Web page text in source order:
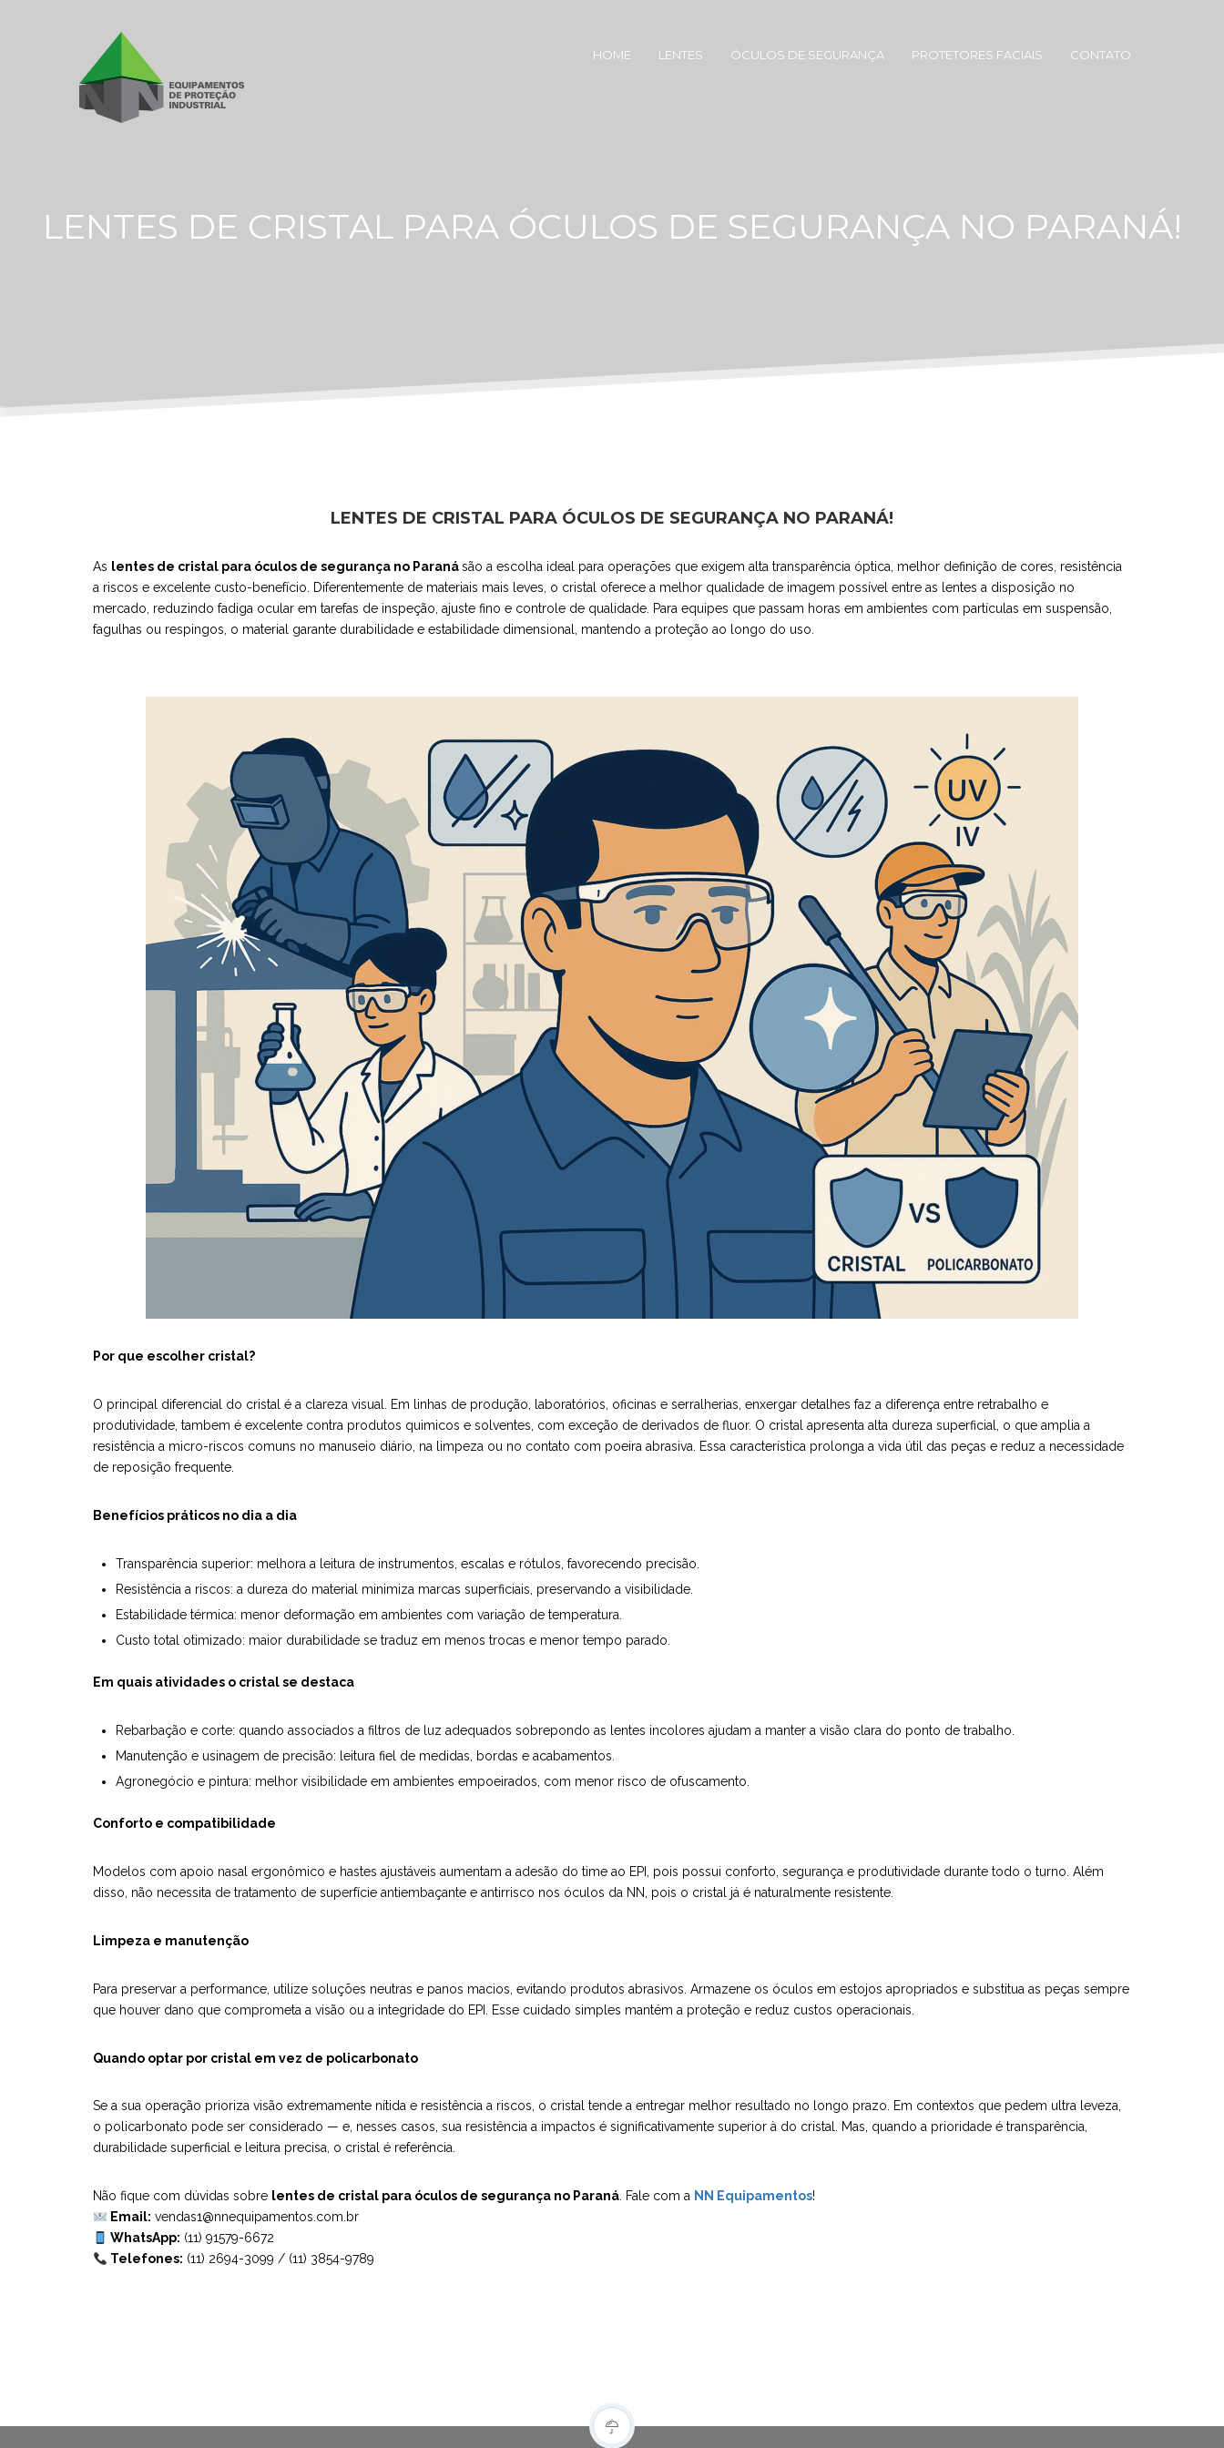
HOME LENTES ÓCULOS DE SEGURANÇA PROTETORES FACIAIS CONTATO
LENTES DE CRISTAL PARA ÓCULOS DE SEGURANÇA NO PARANÁ!
LENTES DE CRISTAL PARA ÓCULOS DE SEGURANÇA NO PARANÁ!
As lentes de cristal para óculos de segurança no Paranásão a escolha ideal para operações que exigem alta transparência óptica, melhor definição de cores, resistência
a riscos e excelente custo-benefício. Diferentemente de materiais mais leves, o cristal oferece a melhor qualidade de imagem possível entre as lentes a disposição no
mercado, reduzindo fadiga ocular em tarefas de inspeção, ajuste fino e controle de qualidade. Para equipes que passam horas em ambientes com partículas em suspensão,
fagulhas ou respingos, o material garante durabilidade e estabilidade dimensional, mantendo a proteção ao longo do uso.
Por que escolher cristal?
O principal diferencial do cristal é a clareza visual. Em linhas de produção, laboratórios, oficinas e serralherias, enxergar detalhes faz a diferença entre retrabalho e
produtividade, tambem é excelente contra produtos quimicos e solventes, com exceção de derivados de fluor. O cristal apresenta alta dureza superficial, o que amplia a
resistência a micro-riscos comuns no manuseio diário, na limpeza ou no contato com poeira abrasiva. Essa característica prolonga a vida útil das peças e reduz a necessidade
de reposição frequente.
Benefícios práticos no dia a dia
Transparência superior: melhora a leitura de instrumentos, escalas e rótulos, favorecendo precisão.
Resistência a riscos: a dureza do material minimiza marcas superficiais, preservando a visibilidade.
Estabilidade térmica: menor deformação em ambientes com variação de temperatura.
Custo total otimizado: maior durabilidade se traduz em menos trocas e menor tempo parado.
Em quais atividades o cristal se destaca
Rebarbação e corte: quando associados a filtros de luz adequados sobrepondo as lentes incolores ajudam a manter a visão clara do ponto de trabalho.
Manutenção e usinagem de precisão: leitura fiel de medidas, bordas e acabamentos.
Agronegócio e pintura: melhor visibilidade em ambientes empoeirados, com menor risco de ofuscamento.
Conforto e compatibilidade
Modelos com apoio nasal ergonômico e hastes ajustáveis aumentam a adesão do time ao EPI, pois possui conforto, segurança e produtividade durante todo o turno. Além
disso, não necessita de tratamento de superfície antiembaçante e antirrisco nos óculos da NN, pois o cristal já é naturalmente resistente.
Limpeza e manutenção
Para preservar a performance, utilize soluções neutras e panos macios, evitando produtos abrasivos. Armazene os óculos em estojos apropriados e substitua as peças sempre
que houver dano que comprometa a visão ou a integridade do EPI. Esse cuidado simples mantém a proteção e reduz custos operacionais.
Quando optar por cristal em vez de policarbonato
Se a sua operação prioriza visão extremamente nítida e resistência a riscos, o cristal tende a entregar melhor resultado no longo prazo. Em contextos que pedem ultra leveza,
o policarbonato pode ser considerado — e, nesses casos, sua resistência a impactos é significativamente superior à do cristal. Mas, quando a prioridade é transparência,
durabilidade superficial e leitura precisa, o cristal é referência.
Não fique com dúvidas sobre lentes de cristal para óculos de segurança no Paraná. Fale com a NN Equipamentos!
Email: vendas1@nnequipamentos.com.br
WhatsApp: (11) 91579-6672
Telefones: (11) 2694-3099 / (11) 3854-9789